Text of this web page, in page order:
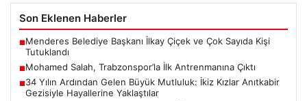
Son Eklenen Haberler
■Menderes Belediye Başkanı İlkay Çiçek ve Çok Sayıda Kişi
Tutuklandı
■Mohamed Salah, Trabzonspor’la İlk Antrenmanına Çıktı
■34 Yılın Ardından Gelen Büyük Mutluluk: İkiz Kızlar Anıtkabir
Gezisiyle Hayallerine Yaklaştılar